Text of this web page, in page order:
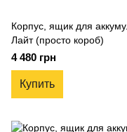
Корпус, ящик для
Лайт (просто короб)
4 480 грн
Купить